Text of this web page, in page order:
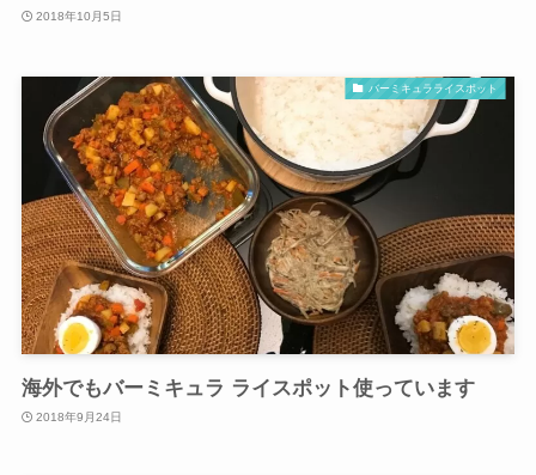
2018年10月5日
バーミキュラライスポット
海外でもバーミキュラ ライスポット使っています
2018年9月24日